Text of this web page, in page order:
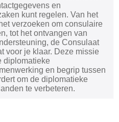
en
kunt regelen. Van het
verzoeken om consulaire
tot het ontvangen van
de Consulaat
voor je klaar. Deze missie
diplomatieke
en begrip tussen
om de diplomatieke
te verbeteren.